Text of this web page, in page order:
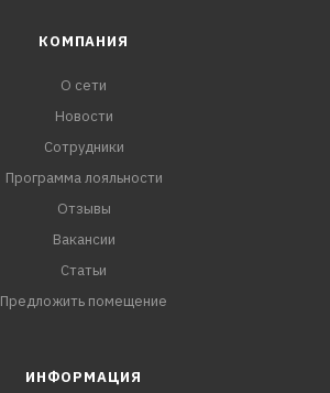
КОМПАНИЯ
О сети
Новости
Сотрудники
Программа лояльности
Отзывы
Вакансии
Статьи
Предложить помещение
ИНФОРМАЦИЯ